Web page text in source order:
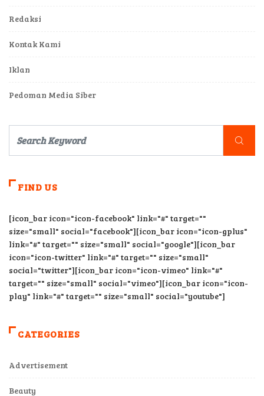
Redaksi
Kontak Kami
Iklan
Pedoman Media Siber
FIND US
[icon_bar icon="icon-facebook" link="#" target=""
size="small" social="facebook"][icon_bar icon="icon-gplus"
link="#" target="" size="small" social="google"][icon_bar
icon="icon-twitter" link="#" target="" size="small"
social="twitter"][icon_bar icon="icon-vimeo" link="#"
target="" size="small" social="vimeo"][icon_bar icon="icon-
play" link="#" target="" size="small" social="youtube"]
CATEGORIES
Advertisement
Beauty